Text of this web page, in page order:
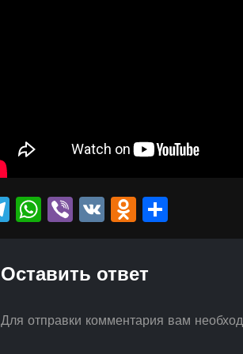
Telegram
WhatsApp
Viber
VK
Оставить ответ
Для отправки комментария вам